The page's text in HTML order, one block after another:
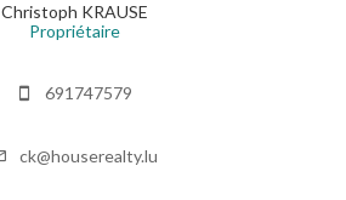
Christoph KRAUSE
Propriétaire
691747579
ck@houserealty.lu